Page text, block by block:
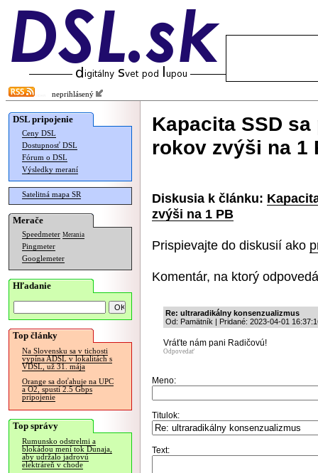
neprihlásený
DSL pripojenie
Ceny DSL
Dostupnosť DSL
Fórum o DSL
Výsledky meraní
Satelitná mapa SR
Merače
Speedmeter Merania
Pingmeter
Googlemeter
Hľadanie
Top články
Na Slovensku sa v tichosti
vypína ADSL v lokalitách s
VDSL, už 31. mája
Orange sa doťahuje na UPC
a O2, spustí 2.5 Gbps
pripojenie
Top správy
Rumunsko odstrelmi a
blokádou mení tok Dunaja,
aby udržalo jadrovú
elektráreň v chode
Kapacita SSD
rokov zvýši na 1
Diskusia k článku:
zvýši na 1 PB
Prispievajte do diskusií ako
Komentár, na ktorý
Re: ultraradikálny konsenzualizmus
Od: Pamätník | Pridané: 2023-04-01
Vráťte nám pani Radičovú!
Odpovedať
Meno:
Titulok:
Text: